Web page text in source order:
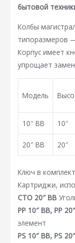
бытовой
Колбы
типоразмеров
Корпус имеет
упрощает
Модель
10″ BB 10″
20″ BB 20″
Ключ в
Картриджи,
CTO 20″ BB
PP 10″ BB, PP
элемент
PS 10″ BB, PS